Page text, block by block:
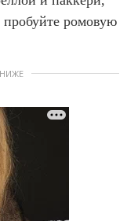
пробуйте ромовую